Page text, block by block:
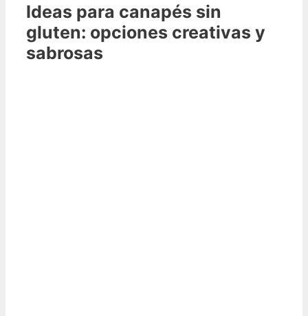
Ideas para canapés sin
gluten: opciones creativas y
sabrosas